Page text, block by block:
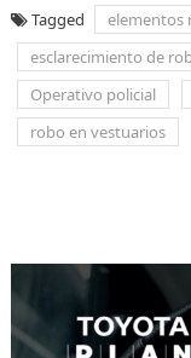
Tagged
elementos
esclarecimiento de
Operativo policial
robo en vestuarios
entradas